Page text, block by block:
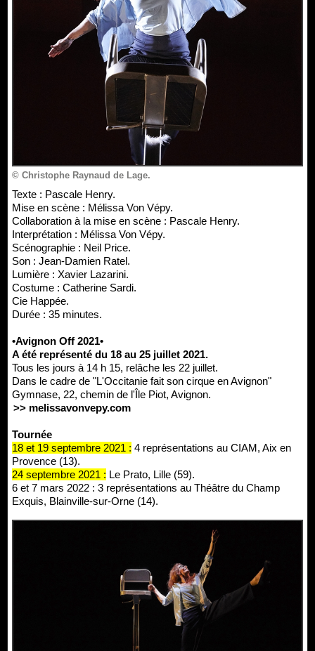
© Christophe Raynaud de Lage.
Texte : Pascale Henry.
Mise en scène : Mélissa Von Vépy.
Collaboration à la mise en scène : Pascale Henry.
Interprétation : Mélissa Von Vépy.
Scénographie : Neil Price.
Son : Jean-Damien Ratel.
Lumière : Xavier Lazarini.
Costume : Catherine Sardi.
Cie Happée.
Durée : 35 minutes.
•Avignon Off 2021•
A été représenté du 18 au 25 juillet 2021.
Tous les jours à 14 h 15, relâche les 22 juillet.
Dans le cadre de "L'Occitanie fait son cirque en Avignon"
Gymnase, 22, chemin de l'Île Piot, Avignon.
>> melissavonvepy.com
Tournée
18 et 19 septembre 2021 : 4 représentations au CIAM, Aix en
Provence (13).
24 septembre 2021 : Le Prato, Lille (59).
6 et 7 mars 2022 : 3 représentations au Théâtre du Champ
Exquis, Blainville-sur-Orne (14).